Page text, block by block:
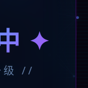
✦
级 //